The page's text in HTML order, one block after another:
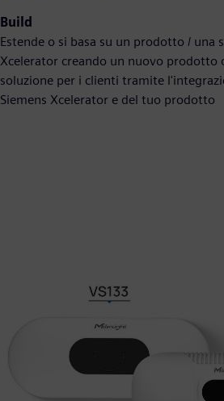
Build
Estende o si basa su un prodotto / una
Xcelerator creando un nuovo prodotto
soluzione per i clienti tramite
Siemens Xcelerator e del tuo prodotto